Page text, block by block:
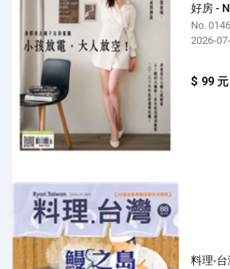
好房 -
No. 0146
2026-
$ 99 元
料理‧